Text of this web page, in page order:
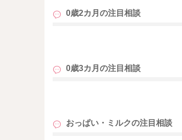
0歳2カ月の注目相談
0歳3カ月の注目相談
おっぱい・ミルクの注目相談